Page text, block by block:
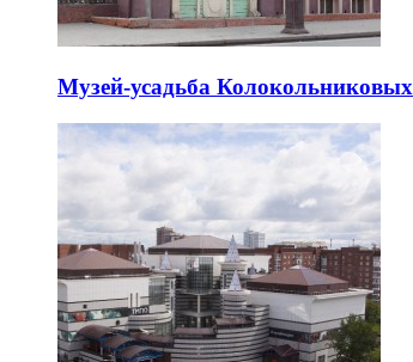
Музей-усадьба Колокольниковых